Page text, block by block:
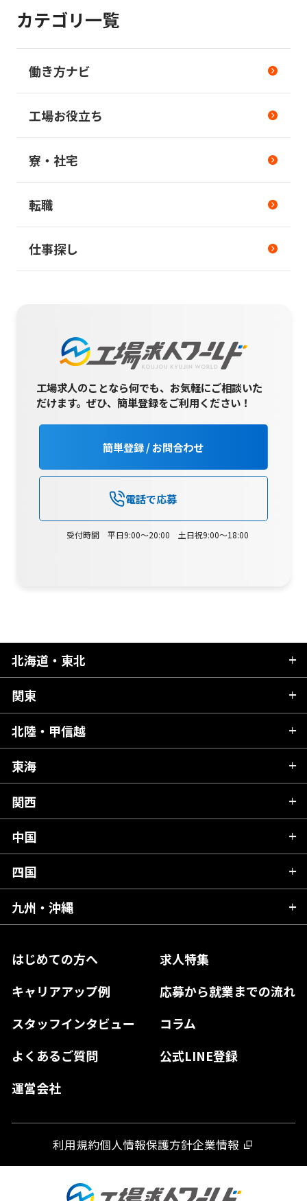
カテゴリ一覧
働き方ナビ
工場お役立ち
寮・社宅
転職
仕事探し
工場求人のことなら何でも、お気軽にご相談いた
だけます。ぜひ、簡単登録をご利用ください！
簡単登録 / お問合わせ
電話で応募
受付時間 平日9:00～20:00 土日祝9:00～18:00
はじめての方へ
求人特集
キャリアアップ例
応募から就業までの流れ
スタッフインタビュー
コラム
よくあるご質問
公式LINE登録
運営会社
北海道・東北
北海道
青森県
秋田県
岩手県
宮城県
福島県
関東
茨城県
栃木県
群馬県
千葉県
東京都
神奈川県
北陸・甲信越
新潟県
富山県
石川県
山梨県
長野県
東海
岐阜県
静岡県
愛知県
関西
滋賀県
京都府
大阪府
奈良県
和歌山県
中国
広島県
岡山県
島根県
山口県
四国
愛媛県
高知県
徳島県
九州・沖縄
熊本県
宮崎県
鹿児島県
利用規約個人情報保護方針企業情報